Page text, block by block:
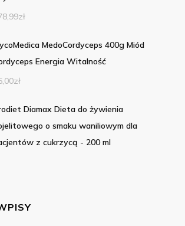
zł
MedoCordyceps 400g Miód
Energia Witalność
zł
Diamax Dieta do żywienia
o smaku waniliowym dla
z cukrzycą - 200 ml